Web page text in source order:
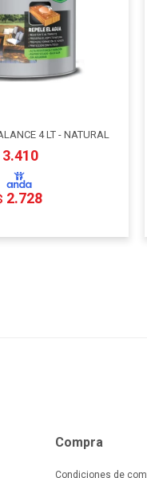
4 LT - NATURAL
3.410
2.728
Compra
Condiciones de